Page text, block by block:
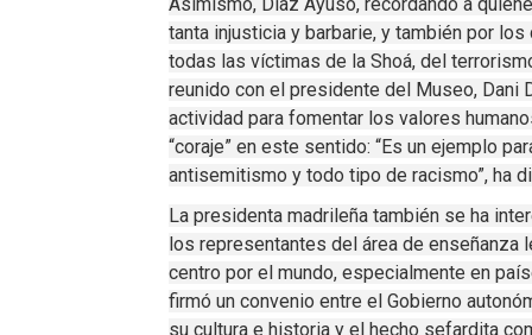
tanta injusticia y barbarie, y también por
todas las víctimas de la Shoá, del
reunido con el presidente del Museo, Dani
actividad para fomentar los valores
“coraje” en este sentido: “Es un ejemplo
antisemitismo y todo tipo de racismo”, ha
La presidenta madrileña también se ha
los representantes del área de
centro por el mundo, especialmente en
firmó un convenio entre el Gobierno
su cultura e historia y el hecho sefardita